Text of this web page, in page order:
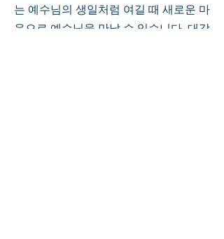
는 예수님의 생일처럼 여길 때 새로운 마
음으로 예수님을 만날 수 있습니다. 대강